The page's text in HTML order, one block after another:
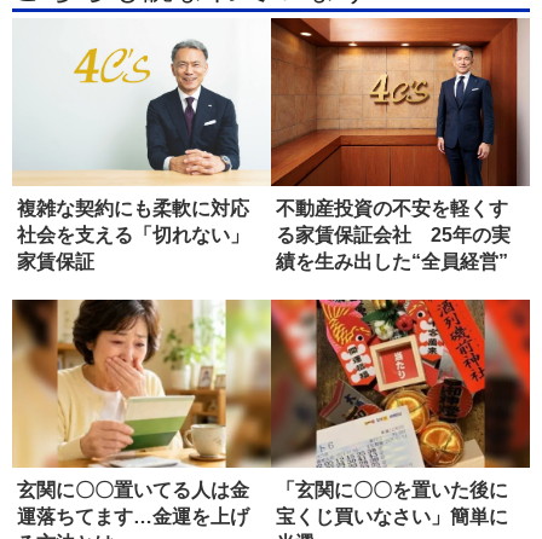
複雑な契約にも柔軟に対応
社会を支える「切れない」
家賃保証
不動産投資の不安を軽くす
る家賃保証会社 25年の実
績を生み出した“全員経営”
玄関に〇〇置いてる人は金
運落ちてます…金運を上げ
「玄関に〇〇を置いた後に
宝くじ買いなさい」簡単に